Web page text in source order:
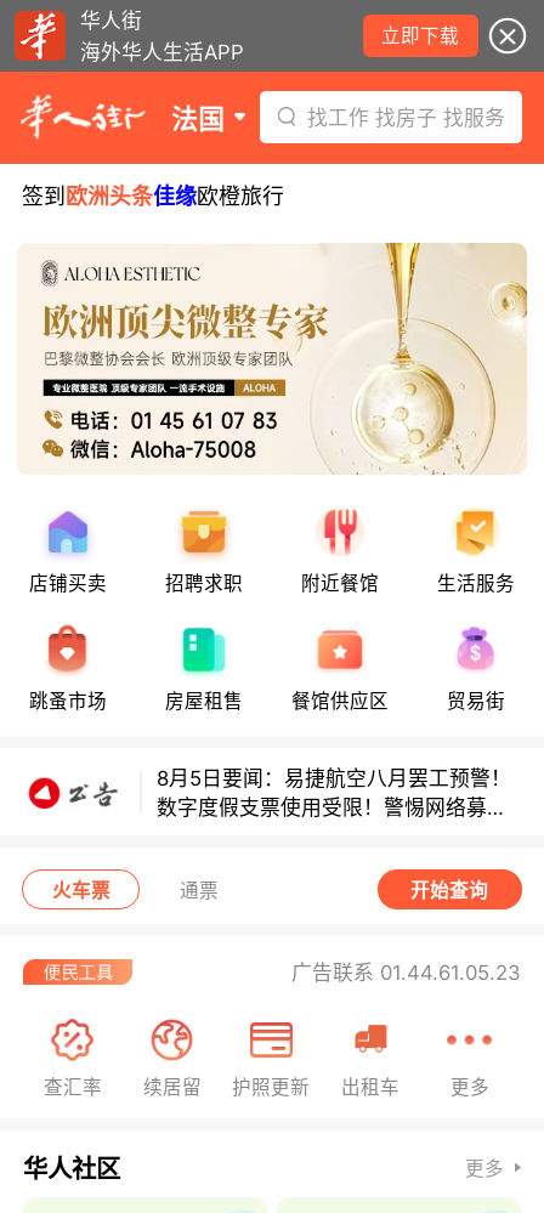
华人街
海外华人生活APP
立即下载
法国 找工作 找房子 找服务
签到 欧洲头条佳缘欧橙旅行
店铺买卖 招聘求职 附近餐馆 生活服务
跳蚤市场 房屋租售 餐馆供应区 贸易街
8月5日要闻：易捷航空八月罢工预警！
数字度假支票使用受限！警惕网络募捐
数字度假支票使用受限！警惕网络募捐
骗局！
数字度假支票使用受限！警惕网络募捐
骗局！
火车票 通票 开始查询
广告联系 01.44.61.05.23
查汇率 续居留 护照更新 出租车 更多
华人社区 更多